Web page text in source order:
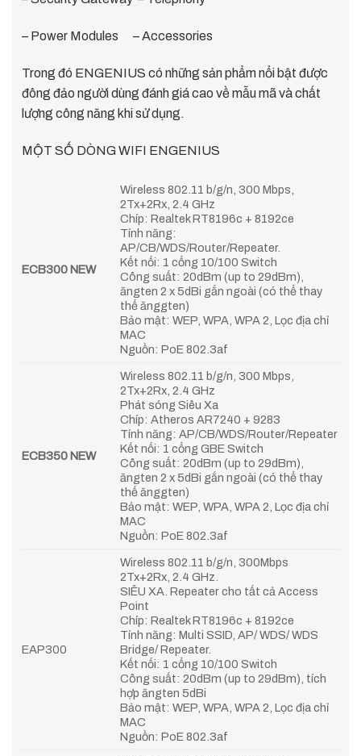
– Power Modules – Accessories
Trong đó ENGENIUS có những sản phẩm nổi bật được
đông đảo người dùng đánh giá cao về mẫu mã và chất
lượng công năng khi sử dụng.
MỘT SỐ DÒNG WIFI ENGENIUS
ECB300 NEW
Wireless 802.11 b/g/n, 300 Mbps,
2Tx+2Rx, 2.4 GHz
Chíp: Realtek RT8196c + 8192ce
Tính năng:
AP/CB/WDS/Router/Repeater.
Kết nối: 1 cổng 10/100 Switch
Công suất: 20dBm (up to 29dBm),
ăngten 2 x 5dBi gắn ngoài (có thể thay
thế ănggten)
Bảo mật: WEP, WPA, WPA 2, Lọc địa chỉ
MAC
Nguồn: PoE 802.3af
ECB350 NEW
Wireless 802.11 b/g/n, 300 Mbps,
2Tx+2Rx, 2.4 GHz
Phát sóng Siêu Xa
Chíp: Atheros AR7240 + 9283
Tính năng: AP/CB/WDS/Router/Repeater
Kết nối: 1 cổng GBE Switch
Công suất: 20dBm (up to 29dBm),
ăngten 2 x 5dBi gắn ngoài (có thể thay
thế ănggten)
Bảo mật: WEP, WPA, WPA 2, Lọc địa chỉ
MAC
Nguồn: PoE 802.3af
EAP300
Wireless 802.11 b/g/n, 300Mbps
2Tx+2Rx, 2.4 GHz.
SIÊU XA. Repeater cho tất cả Access
Point
Chíp: Realtek RT8196c + 8192ce
Tính năng: Multi SSID, AP/ WDS/ WDS
Bridge/ Repeater.
Kết nối: 1 cổng 10/100 Switch
Công suất: 20dBm (up to 29dBm), tích
hợp ăngten 5dBi
Bảo mật: WEP, WPA, WPA 2, Lọc địa chỉ
MAC
Nguồn: PoE 802.3af